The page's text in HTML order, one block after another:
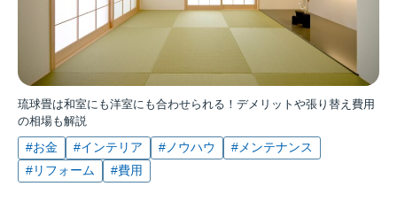
琉球畳は和室にも洋室にも合わせられる！デメリットや張り替え費用
の相場も解説
#お金 #インテリア #ノウハウ
#メンテナンス
#リフォーム
#費用